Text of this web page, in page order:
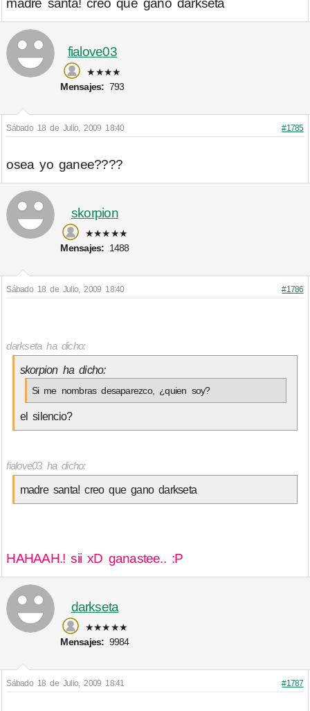
madre santa! creo que gano darkseta
fialove03
★★★★
Mensajes: 793
Sábado 18 de Julio, 2009 18:40 #1785
osea yo ganee????
skorpion
★★★★★
Mensajes: 1488
Sábado 18 de Julio, 2009 18:40 #1786
darkseta ha dicho:
skorpion ha dicho:
Si me nombras desaparezco, ¿quien soy?
el silencio?
fialove03 ha dicho:
madre santa! creo que gano darkseta
HAHAAH.! sii xD ganastee.. :P
darkseta
★★★★★
Mensajes: 9984
Sábado 18 de Julio, 2009 18:41 #1787